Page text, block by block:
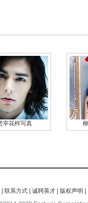
宰花样写真
|联系方式 |诚聘英才 | 版权声明 |